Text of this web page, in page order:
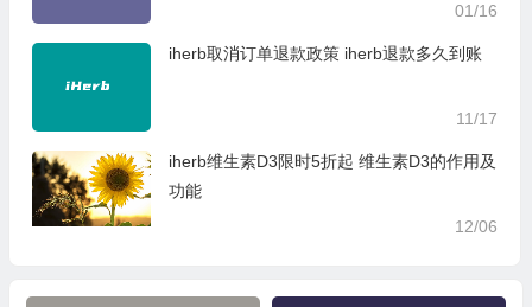
01/16
iherb取消订单退款政策 iherb退款多久到账
11/17
iherb维生素D3限时5折起 维生素D3的作用及
功能
12/06